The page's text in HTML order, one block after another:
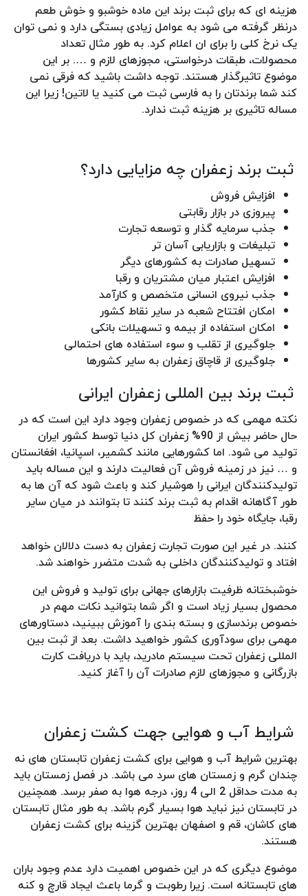
هزینه ای که برای ثبت برند این ماده خوشبو و خوش طعم
درنظر گرفته می شود به عوامل زیادی بستگی دارد و نمی توان
یک نرخ کلی را برای ان اعلام کرد. به طور مثال تعداد
محصولات، طبقات درخواستی، مجوزهای لازم و …. بر این
موضوع تاثیرگذار هستند. توجه داشت باشید که فرقی نمی
کند شما برندتان را به فارسی ثبت می کنید یا لاتین! زیرا این
مساله تاثیری بر هزینه ثبت ندارد.
ثبت برند زعفران چه مزایایی دارد؟
افزایش فروش
پیروزی در بازار رقابتی
جذب سرمایه گذار و توسعه تجارت
تبلیغات و بازاریابی آسان تر
تسهیل صادرات به کشورهای دیگر
افزایش اعتبار میان مشتریان و رقبا
جذب نیروی انسانی متخصص و کارآمد
امکان افتتاح شعبه در سایر نقاط کشور
امکان استفاده از بیمه و تسهیلات بانکی
جلوگیری از تقلب و سوء استفاده های احتمالی
جلوگیری از قاچاق زعفران به سایر کشورها
ثبت برند بین ‌المللی زعفران ایرانی
نکته مهمی که در خصوص زعفران وجود دارد این است که در
حال حاضر بیش از 90% زعفران کل دنیا توسط کشور ایران
تولید می شود. اما کشورهایی مانند کشمیر، اسپانیا، افغانستان
و … نیز در زمینه فروش آن فعالیت دارند و این مساله باید
تولیدکنندگان ایرانی را هوشیار کند و باعث شود که آن ها به
طور آگاهانه اقدام به ثبت برند کنند تا بتوانند در میان سایر
رقبا، جایگاه خود را حفظ
کنند. در غیر این صورت تجارت زعفران به دست دلالان خواهد
افتاد و تولیدکنندگان داخلی به شدت متضرر خواهند شد.
خوشبختانه ظرفیت بازارهای جهانی برای تولید و فروش این
محصول بسیار زیاد است و اگر شما بتوانید نکات مهم در
خصوص برندسازی و بسته بندی را آموزش ببینید، دستاورهای
مهمی برای سودآوری کشور خواهید داشت. بعد از ثبت بین
المللی زعفران تحت سیستم مادرید، باید با دریافت کارت
بازرگانی و مجوزهای لازم صادرات آن را آغاز کنید.
شرایط آب و هوایی جهت کشت زعفران
بهترین شرایط آب و هوایی برای کشت زعفران تابستان های نه
چندان گرم و زمستان های سرد می باشد. در فصل زمستان باید
به مدت حداقل 2 الی 4 روز، درجه هوا به صفر برسد. همچنین
در تابستان نیز نباید هوا بسیار گرم باشد. به طور مثال تابستان
های کاشان، قم و اصفهان بهترین گزینه برای کشت زعفران
هستند.
موضوع دیگری که در این خصوص اهمیت دارد عدم وجود باران
های تابستانه است. زیرا رطوبت و گرما باعث ایجاد قارچ و کنه